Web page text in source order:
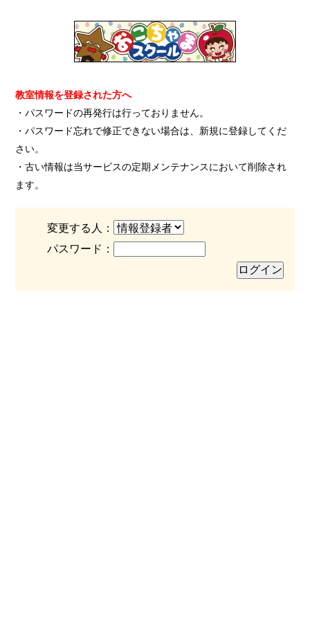
教室情報を登録された方へ
・パスワードの再発行は行っておりません。
・パスワード忘れで修正できない場合は、新規に登録してくだ
さい。
・古い情報は当サービスの定期メンテナンスにおいて削除され
ます。
変更する人：
パスワード：